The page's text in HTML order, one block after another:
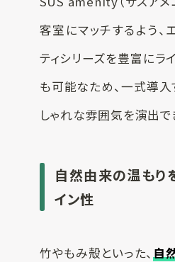
客室にマッチするよう
ティシリーズを豊富にラ
も可能なため、一式導
しゃれな雰囲気を演出で
自然由来の温もり
イン性
竹やもみ殻といった、 自